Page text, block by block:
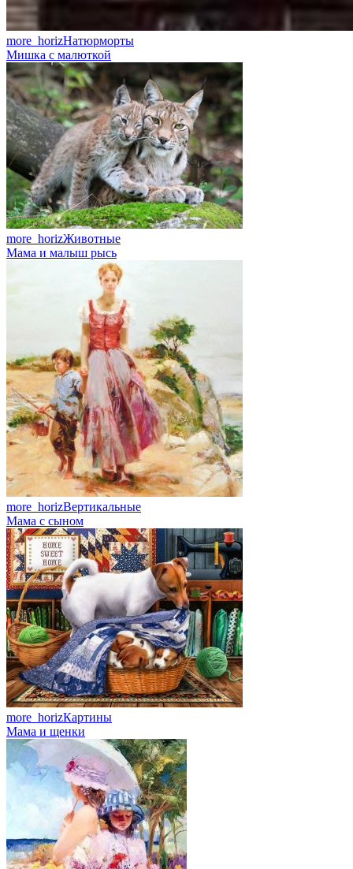
more_horizНатюрморты
Мишка с малюткой
more_horizЖивотные
Мама и малыш рысь
more_horizВертикальные
Мама с сыном
more_horizКартины
Мама и щенки